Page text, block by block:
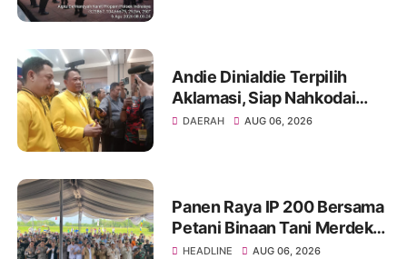
Andie Dinialdie Terpilih
Aklamasi, Siap Nahkodai
Golkar Sumsel dengan
DAERAH AUG 06, 2026
Panen Raya IP 200 Bersama
Petani Binaan Tani Merdeka
Indonesia Ogan Ilir
HEADLINE AUG 06, 2026